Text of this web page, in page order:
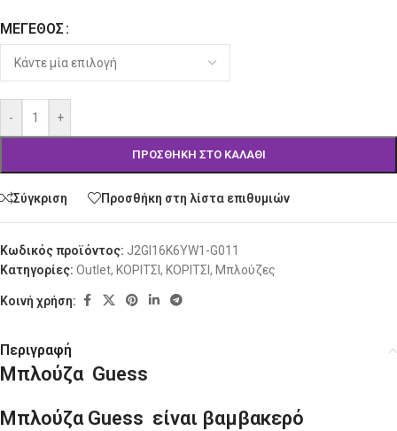
ΜΈΓΕΘΟΣ
- +
ΠΡΟΣΘΉΚΗ ΣΤΟ ΚΑΛΆΘΙ
Alternative:
Σύγκριση Προσθήκη στη λίστα επιθυμιών
Κωδικός προϊόντος: J2GI16K6YW1-G011
Κατηγορίες: Outlet, ΚΟΡΙΤΣΙ , ΚΟΡΙΤΣΙ , Μπλούζες
Κοινή χρήση:
Περιγραφή
Μπλούζα Guess
Μπλούζα Guess είναι βαμβακερό